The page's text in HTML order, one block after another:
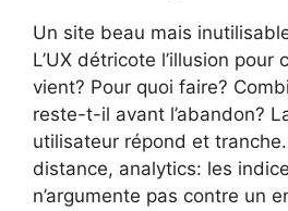
Un site beau mais
L’UX détricote l’illusion pour
vient? Pour quoi faire?
reste-t-il avant l’abandon?
utilisateur répond et
distance, analytics: les
n’argumente pas contre un